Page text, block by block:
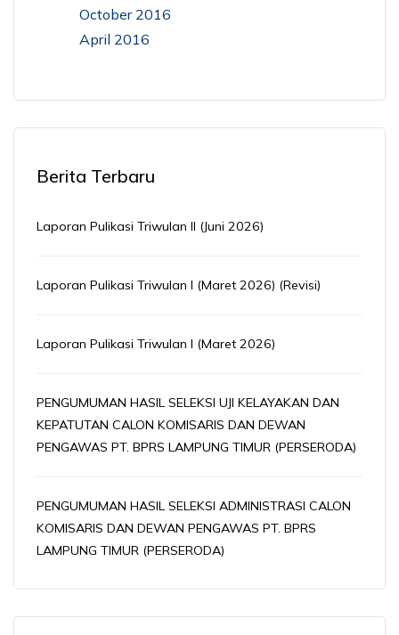
October 2016
April 2016
Berita Terbaru
Laporan Pulikasi Triwulan II (Juni 2026)
Laporan Pulikasi Triwulan I (Maret 2026) (Revisi)
Laporan Pulikasi Triwulan I (Maret 2026)
PENGUMUMAN HASIL SELEKSI UJI KELAYAKAN DAN
KEPATUTAN CALON KOMISARIS DAN DEWAN
PENGAWAS PT. BPRS LAMPUNG TIMUR (PERSERODA)
PENGUMUMAN HASIL SELEKSI ADMINISTRASI CALON
KOMISARIS DAN DEWAN PENGAWAS PT. BPRS
LAMPUNG TIMUR (PERSERODA)